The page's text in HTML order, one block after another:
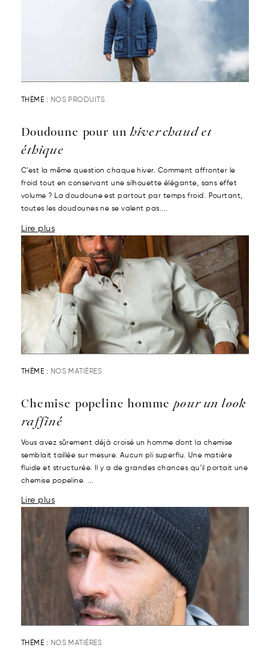
THÈME : NOS PRODUITS
Doudoune pour unhiver chaud et
éthique
C’est la même question chaque hiver. Comment affronter le
froid tout en conservant une silhouette élégante, sans effet
volume ? La doudoune est partout par temps froid. Pourtant,
toutes les doudounes ne se valent pas....
Lire plus
THÈME : NOS MATIÈRES
Chemise popeline hommepour un look
raffiné
Vous avez sûrement déjà croisé un homme dont la chemise
semblait taillée sur mesure. Aucun pli superflu. Une matière
fluide et structurée. Il y a de grandes chances qu’il portait une
chemise popeline. ...
Lire plus
THÈME : NOS MATIÈRES